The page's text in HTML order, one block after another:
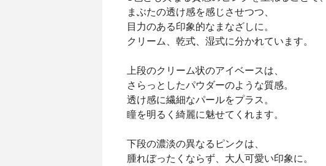
まぶたの透け感を感じさせつつ、
目力のある印象的なまなざしに。
クリーム、乾式、湿式に分かれています。
上段のクリーム状のアイベースは、
さらっとしたパウダーのような質感。
透け感に繊細なパールをプラス。
瞳を明るく綺麗に魅せてくれます。
下段の濃淡の異なるピンクは、
腫れぼったくならず、大人可愛い印象に。